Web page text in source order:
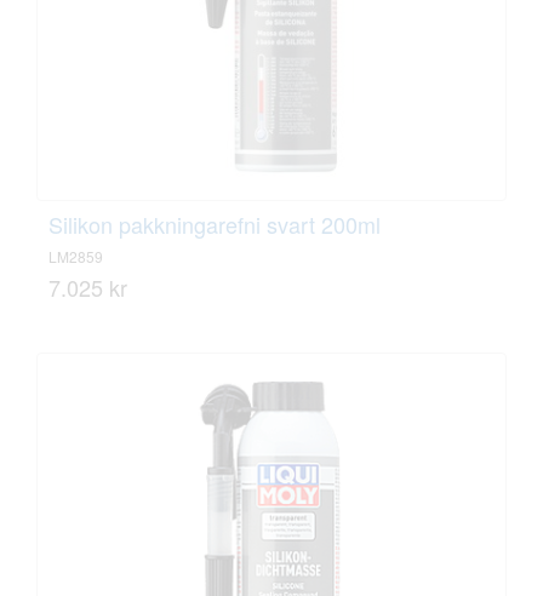
Silikon pakkningarefni svart 200ml
LM2859
7.025 kr